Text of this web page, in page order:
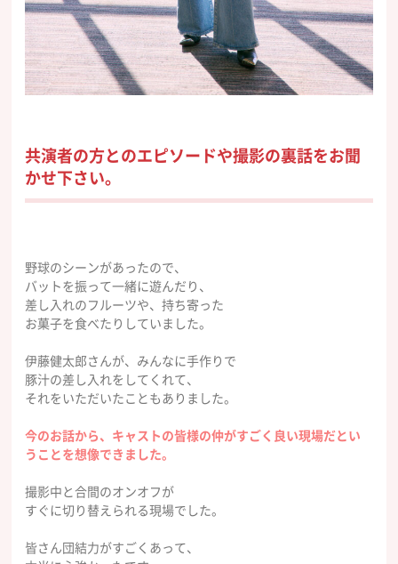
共演者の方とのエピソードや撮影の裏話をお聞
かせ下さい。
野球のシーンがあったので、
バットを振って一緒に遊んだり、
差し入れのフルーツや、持ち寄った
お菓子を食べたりしていました。
伊藤健太郎さんが、みんなに手作りで
豚汁の差し入れをしてくれて、
それをいただいたこともありました。
今のお話から、キャストの皆様の仲がすごく良い現場だとい
うことを想像できました。
撮影中と合間のオンオフが
すぐに切り替えられる現場でした。
皆さん団結力がすごくあって、